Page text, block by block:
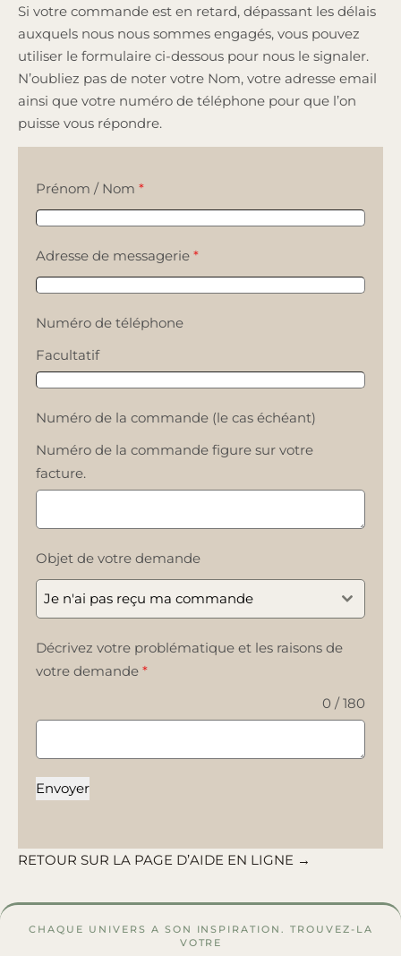
Si votre commande est en retard, dépassant les délais
auxquels nous nous sommes engagés, vous pouvez
utiliser le formulaire ci-dessous pour nous le signaler.
N’oubliez pas de noter votre Nom, votre adresse email
ainsi que votre numéro de téléphone pour que l’on
puisse vous répondre.
Prénom / Nom *
Adresse de messagerie *
Numéro de téléphone
Facultatif
Numéro de la commande (le cas échéant)
Numéro de la commande figure sur votre
facture.
Objet de votre demande
Je n'ai pas reçu ma commande
Décrivez votre problématique et les raisons de
votre demande *
0 / 180
Envoyer
RETOUR SUR LA PAGE D’AIDE EN LIGNE →
CHAQUE UNIVERS A SON INSPIRATION. TROUVEZ-LA
VOTRE